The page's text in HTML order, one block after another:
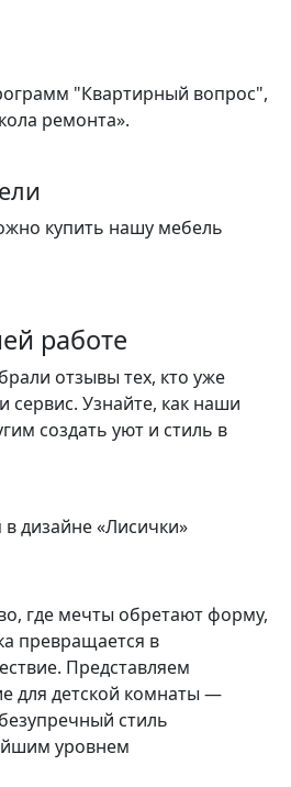
"Квартирный вопрос",
ремонта».
купить нашу мебель
работе
отзывы тех, кто уже
Узнайте, как наши
создать уют и стиль в
дизайне «Лисички»
где мечты обретают форму,
превращается в
Представляем
для детской комнаты —
стиль
уровнем